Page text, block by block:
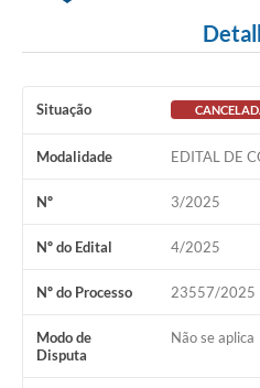
Situação
Modalidade EDITAL DE
Nº 3/2025
Nº do Edital 4/2025
Nº do Processo 23557/2025
Modo de
Disputa
Não se aplica